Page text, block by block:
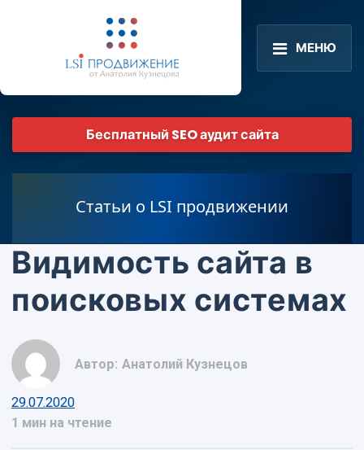
МЕНЮ
Бесплатный SEO аудит сайта
Статьи о LSI продвижении
Видимость сайта в
поисковых системах
Автор: Анатолий Кузнецов
29.07.2020
1 мин на чтение